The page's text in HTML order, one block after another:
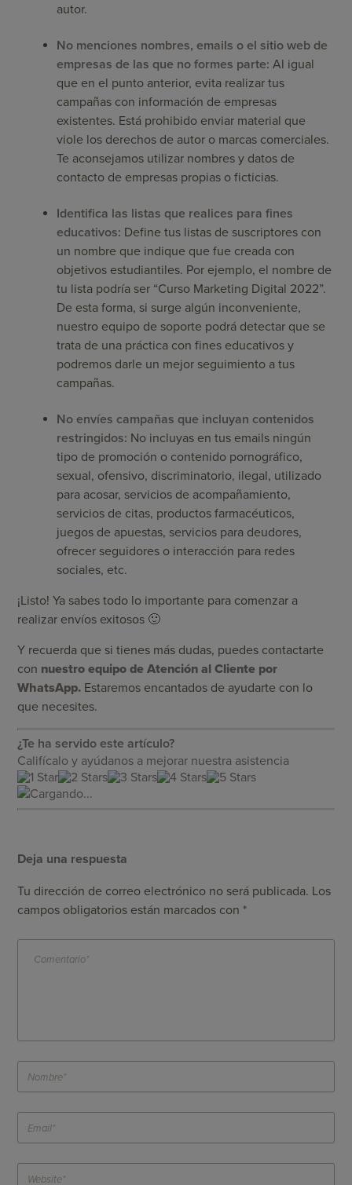
autor.
No menciones nombres, emails o el sitio web de
empresas de las que no formes parte:Al igual
que en el punto anterior, evita realizar tus
campañas con información de empresas
existentes. Está prohibido enviar material que
viole los derechos de autor o marcas comerciales.
Te aconsejamos utilizar nombres y datos de
contacto de empresas propias o ficticias.
Identifica las listas que realices para fines
educativos: Define tus listas de suscriptores con
un nombre que indique que fue creada con
objetivos estudiantiles. Por ejemplo, el nombre de
tu lista podría ser “Curso Marketing Digital 2022”.
De esta forma, si surge algún inconveniente,
nuestro equipo de soporte podrá detectar que se
trata de una práctica con fines educativos y
podremos darle un mejor seguimiento a tus
campañas.
No envíes campañas que incluyan contenidos
restringidos: No incluyas en tus emails ningún
tipo de promoción o contenido pornográfico,
sexual, ofensivo, discriminatorio, ilegal, utilizado
para acosar, servicios de acompañamiento,
servicios de citas, productos farmacéuticos,
juegos de apuestas, servicios para deudores,
ofrecer seguidores o interacción para redes
sociales, etc.
¡Listo! Ya sabes todo lo importante para comenzar a
realizar envíos exitosos 🙂
Y recuerda que si tienes más dudas, puedes contactarte
con nuestro equipo de Atención al Cliente por
WhatsApp. Estaremos encantados de ayudarte con lo
que necesites.
¿Te ha servido este artículo?
Califícalo y ayúdanos a mejorar nuestra asistencia
Cargando...
Deja una respuesta
Tu dirección de correo electrónico no será publicada. Los
campos obligatorios están marcados con *